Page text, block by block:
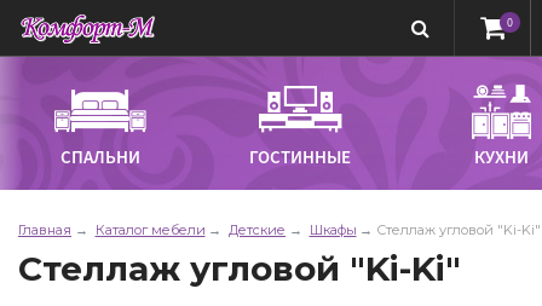
0
СПАЛЬНИ ГОСТИННЫЕ КУХНИ
Главная Каталог мебели Детские Шкафы Стеллаж угловой "Ki-Ki"
Стеллаж угловой "Ki-Ki"